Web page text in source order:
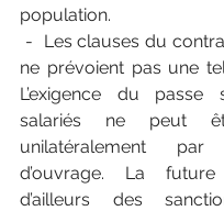
population.
ne prévoient pas une
L’exigence du passe
salariés ne peut
unilatéralement
d’ouvrage. La
d’ailleurs des